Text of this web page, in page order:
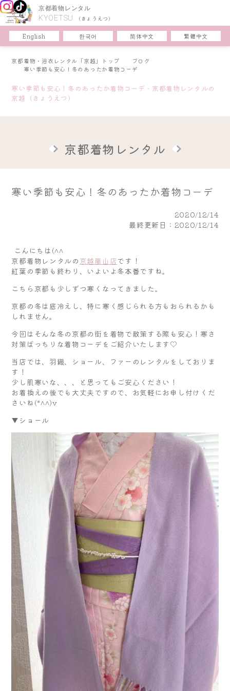
京都着物レンタル
KYOETSU (きょうえつ)
English 한국어 简体中文 繁體中文
京都着物・浴衣レンタル「京越」トップ
ブログ
寒い季節も安心！冬のあったか着物コーデ
寒い季節も安心！冬のあったか着物コーデ - 京都着物レンタルの
京越（きょうえつ）
京都着物レンタル
寒い季節も安心！冬のあったか着物コーデ
2020/12/14
最終更新日：2020/12/14
こんにちは(^^
︎京都着物レンタルの 京越嵐山店です！
紅葉の季節も終わり、いよいよ冬本番ですね。
こちら京都も少しずつ寒くなってきました。
京都の冬は底冷えし、特に寒く感じられる方もおられるかも
しれません。
今回はそんな冬の京都の街を着物で散策する際も安心！寒さ
対策ばっちりな着物コーデをご紹介いたします♡
当店では、羽織、ショール、ファーのレンタルをしておりま
す！
少し肌寒いな、、、と思ってもご安心ください！
お着換えの後でも大丈夫ですので、お気軽にお申し付けくだ
さいね(*^^)v
▼ショール